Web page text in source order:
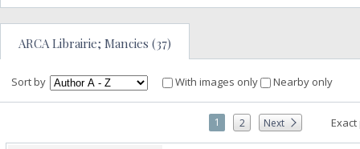
ARCA Librairie; Mancies (37)
Sort by With images only Nearby only
1 2 Next